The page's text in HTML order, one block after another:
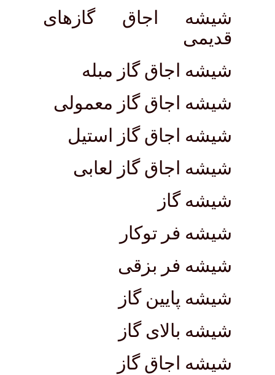
شیشه اجاق گازهای
قدیمی
شیشه اجاق گاز مبله
شیشه اجاق گاز معمولی
شیشه اجاق گاز استیل
شیشه اجاق گاز لعابی
شیشه گاز
شیشه فر توکار
شیشه فر بزقی
شیشه پایین گاز
شیشه بالای گاز
شیشه اجاق گاز